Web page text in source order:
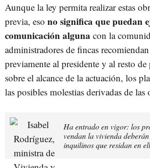
Aunque la ley permita realizar estas
previa, eso no significa que puedan
comunicación alguna con la
administradores de fincas
previamente al presidente y al resto
sobre el alcance de la actuación, los
las posibles molestias derivadas de las
Ha entrado en vigor: los
vendan la vivienda
inquilinos que residan en